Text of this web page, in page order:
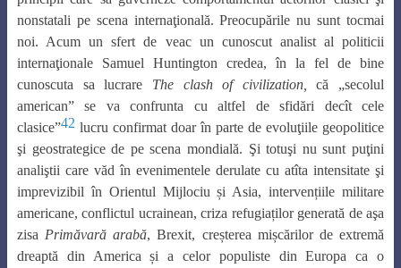
nonstatali pe scena internaţională. Preocupările nu sunt tocmai
noi. Acum un sfert de veac un cunoscut analist al politicii
internaţionale Samuel Huntington credea, în la fel de bine
cunoscuta sa lucrare The clash of civilization,
că „secolul
american” se va confrunta cu altfel de sfidări decît cele
clasice”42lucru confirmat doar în parte de evoluţiile geopolitice
şi geostrategice de pe scena mondială. Şi totuşi nu sunt puţini
analiştii care văd în evenimentele derulate cu atîta intensitate şi
imprevizibil în Orientul Mijlociu și Asia, intervențiile militare
americane, conflictul ucrainean, criza refugiaților generată de aşa
zisa Primăvară arabă, Brexit, creșterea mișcărilor de extremă
dreaptă din America și a celor populiste din Europa ca o